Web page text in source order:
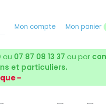
Mon compte Mon panier
au 07 87 08 13 37 ou par
et particuliers.
–